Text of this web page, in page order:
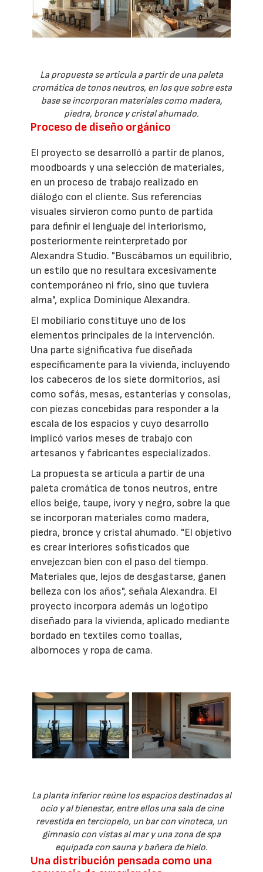
La propuesta se articula a partir de una paleta
cromática de tonos neutros, en los que sobre esta
base se incorporan materiales como madera,
piedra, bronce y cristal ahumado.
Proceso de diseño orgánico
El proyecto se desarrolló a partir de planos,
moodboards y una selección de materiales,
en un proceso de trabajo realizado en
diálogo con el cliente. Sus referencias
visuales sirvieron como punto de partida
para definir el lenguaje del interiorismo,
posteriormente reinterpretado por
Alexandra Studio. "Buscábamos un equilibrio,
un estilo que no resultara excesivamente
contemporáneo ni frío, sino que tuviera
alma", explica Dominique Alexandra.
El mobiliario constituye uno de los
elementos principales de la intervención.
Una parte significativa fue diseñada
específicamente para la vivienda, incluyendo
los cabeceros de los siete dormitorios, así
como sofás, mesas, estanterías y consolas,
con piezas concebidas para responder a la
escala de los espacios y cuyo desarrollo
implicó varios meses de trabajo con
artesanos y fabricantes especializados.
La propuesta se articula a partir de una
paleta cromática de tonos neutros, entre
ellos beige, taupe, ivory y negro, sobre la que
se incorporan materiales como madera,
piedra, bronce y cristal ahumado. "El objetivo
es crear interiores sofisticados que
envejezcan bien con el paso del tiempo.
Materiales que, lejos de desgastarse, ganen
belleza con los años", señala Alexandra. El
proyecto incorpora además un logotipo
diseñado para la vivienda, aplicado mediante
bordado en textiles como toallas,
albornoces y ropa de cama.
La planta inferior reúne los espacios destinados al
ocio y al bienestar, entre ellos una sala de cine
revestida en terciopelo, un bar con vinoteca, un
gimnasio con vistas al mar y una zona de spa
equipada con sauna y bañera de hielo.
Una distribución pensada como una